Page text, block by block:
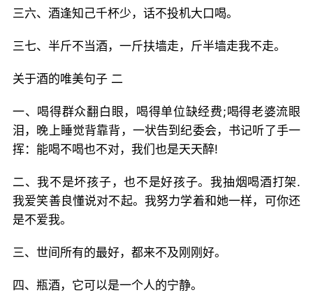
三六、酒逢知己千杯少，话不投机大口喝。
三七、半斤不当酒，一斤扶墙走，斤半墙走我不走。
关于酒的唯美句子 二
一、喝得群众翻白眼，喝得单位缺经费;喝得老婆流眼
泪，晚上睡觉背靠背，一状告到纪委会，书记听了手一
挥：能喝不喝也不对，我们也是天天醉!
二、我不是坏孩子，也不是好孩子。我抽烟喝酒打架.
我爱笑善良懂说对不起。我努力学着和她一样，可你还
是不爱我。
三、世间所有的最好，都来不及刚刚好。
四、瓶酒，它可以是一个人的宁静。